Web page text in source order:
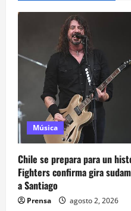
Música
Chile se prepara para un
Fighters confirma gira
a Santiago
Prensa agosto 2, 2026